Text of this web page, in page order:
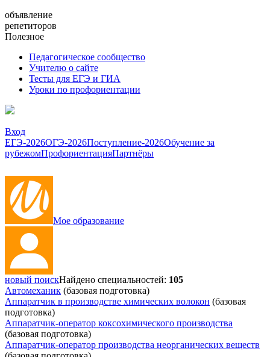
объявление
репетиторов
Полезное
Педагогическое сообщество
Учителю о сайте
Тесты для ЕГЭ и ГИА
Уроки по профориентации
Вход
ЕГЭ-2026ОГЭ-2026Поступление-2026Обучение за
рубежомПрофориентацияПартнёры
Мое образование
новый поискНайдено специальностей: 105
Автомеханик (базовая подготовка)
Аппаратчик в производстве химических волокон (базовая
подготовка)
Аппаратчик-оператор коксохимического производства
(базовая подготовка)
Аппаратчик-оператор производства неорганических веществ